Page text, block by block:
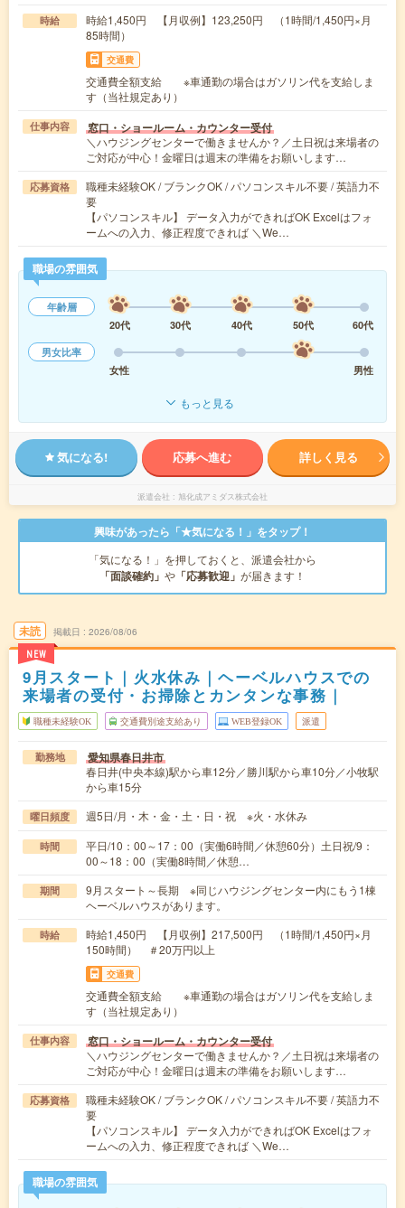
時給
時給1,450円 【月収例】123,250円 （1時間/1,450円×月
85時間）
交通費
交通費全額支給 ※車通勤の場合はガソリン代を支給しま
す（当社規定あり）
仕事内容 窓口・ショールーム・カウンター受付
＼ハウジングセンターで働きませんか？／土日祝は来場者の
ご対応が中心！金曜日は週末の準備をお願いします…
応募資格
職種未経験OK / ブランクOK / パソコンスキル不要 / 英語力不
要
【パソコンスキル】 データ入力ができればOK Excelはフォ
ームへの入力、修正程度できれば ＼We…
職場の雰囲気
年齢層
20代
30代 40代 50代
60代
男女比率
女性
男性
もっと見る
気になる! 応募へ進む 詳しく見る
派遣会社 旭化成アミダス株式会社
興味があったら「★気になる！」をタップ！
「気になる！」を押しておくと、派遣会社から
「面談確約」 や 「応募歓迎」 が届きます！
未読
NEW
掲載日 2026/08/06
9月スタート｜火水休み｜ヘーベルハウスでの
来場者の受付・お掃除とカンタンな事務｜
職種未経験OK 交通費別途支給あり WEB登録OK 派遣
勤務地 愛知県春日井市
春日井(中央本線)駅から車12分／勝川駅から車10分／小牧駅
から車15分
曜日頻度 週5日/月・木・金・土・日・祝 ※火・水休み
時間
平日/10：00～17：00（実働6時間／休憩60分）土日祝/9：
00～18：00（実働8時間／休憩…
期間
9月スタート～長期 ※同じハウジングセンター内にもう1棟
ヘーベルハウスがあります。
時給
時給1,450円 【月収例】217,500円 （1時間/1,450円×月
150時間） ＃20万円以上
交通費
交通費全額支給 ※車通勤の場合はガソリン代を支給しま
す（当社規定あり）
仕事内容 窓口・ショールーム・カウンター受付
＼ハウジングセンターで働きませんか？／土日祝は来場者の
ご対応が中心！金曜日は週末の準備をお願いします…
応募資格
職種未経験OK / ブランクOK / パソコンスキル不要 / 英語力不
要
【パソコンスキル】 データ入力ができればOK Excelはフォ
ームへの入力、修正程度できれば ＼We…
職場の雰囲気